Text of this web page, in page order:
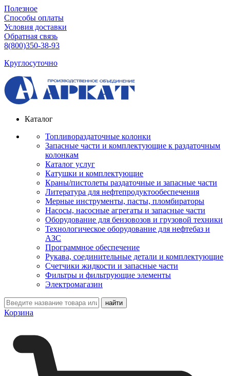
Полезное
Способы оплаты
Условия доставки
Обратная связь
8(800)350-38-93
Круглосуточно
Каталог
Топливораздаточные колонки
Запасные части и комплектующие к раздаточным
колонкам
Каталог услуг
Катушки и комплектующие
Краны/пистолеты раздаточные и запасные части
Литература для нефтепродуктообеспечения
Мерные инструменты, пасты, пломбираторы
Насосы, насосные агрегаты и запасные части
Оборудование для бензовозов и грузовой техники
Технологическое оборудование для нефтебаз и
АЗС
Программное обеспечение
Рукава, соединительные детали и комплектующие
Счетчики жидкости и запасные части
Фильтры и фильтрующие элементы
Электромагазин
Корзина